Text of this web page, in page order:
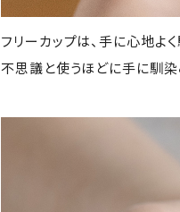
フリーカップは、手に心地よ
不思議と使うほどに手に馴染